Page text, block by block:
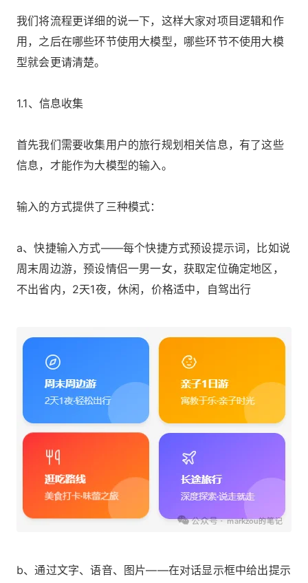
我们将流程更详细的说一下，这样大家对项目逻辑和作
用，之后在哪些环节使用大模型，哪些环节不使用大模
型就会更请清楚。
1.1、信息收集
首先我们需要收集用户的旅行规划相关信息，有了这些
信息，才能作为大模型的输入。
输入的方式提供了三种模式：
a、快捷输入方式——每个快捷方式预设提示词，比如说
周末周边游，预设情侣一男一女，获取定位确定地区，
不出省内，2天1夜，休闲，价格适中，自驾出行
b、通过文字、语音、图片——在对话显示框中给出提示